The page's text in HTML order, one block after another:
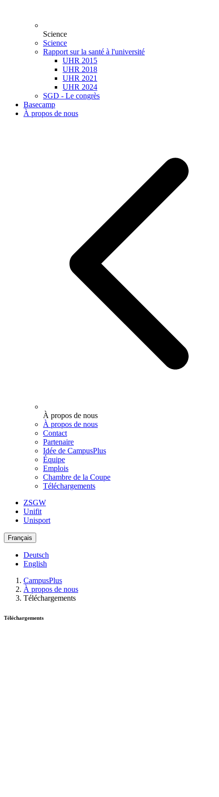
Science
Science
Rapport sur la santé à l'université
UHR 2015
UHR 2018
UHR 2021
UHR 2024
SGD - Le congrès
Basecamp
À propos de nous
À propos de nous
À propos de nous
Contact
Partenaire
Idée de CampusPlus
Équipe
Emplois
Chambre de la Coupe
Téléchargements
ZSGW
Unifit
Unisport
Français
Deutsch
English
CampusPlus
À propos de nous
Téléchargements
Téléchargements